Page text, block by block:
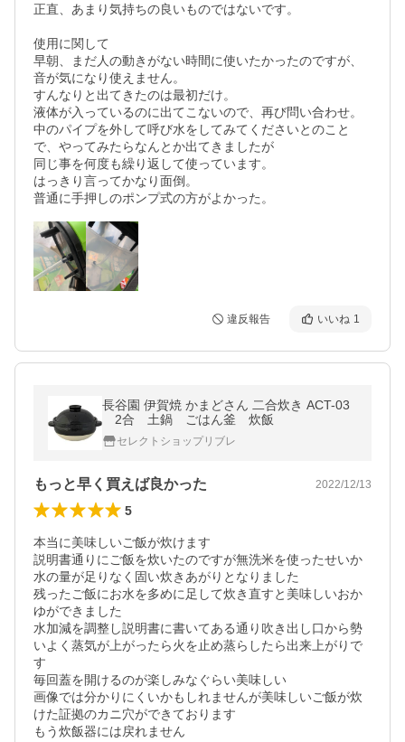
正直、あまり気持ちの良いものではないです。
使用に関して
早朝、まだ人の動きがない時間に使いたかったのですが、
音が気になり使えません。
すんなりと出てきたのは最初だけ。
液体が入っているのに出てこないので、再び問い合わせ。
中のパイプを外して呼び水をしてみてくださいとのこと
で、やってみたらなんとか出てきましたが
同じ事を何度も繰り返して使っています。
はっきり言ってかなり面倒。
普通に手押しのポンプ式の方がよかった。
違反報告 いいね 1
長谷園 伊賀焼 かまどさん 二合炊き ACT-03
2合 土鍋 ごはん釜 炊飯
セレクトショップリブレ
もっと早く買えば良かった 2022/12/13
5
本当に美味しいご飯が炊けます
説明書通りにご飯を炊いたのですが無洗米を使ったせいか
水の量が足りなく固い炊きあがりとなりました
残ったご飯にお水を多めに足して炊き直すと美味しいおか
ゆができました
水加減を調整し説明書に書いてある通り吹き出し口から勢
いよく蒸気が上がったら火を止め蒸らしたら出来上がりで
す
毎回蓋を開けるのが楽しみなぐらい美味しい
画像では分かりにくいかもしれませんが美味しいご飯が炊
けた証拠のカニ穴ができております
もう炊飯器には戻れません